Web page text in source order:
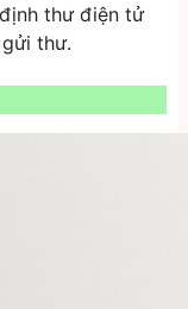
thư điện tử
thư.